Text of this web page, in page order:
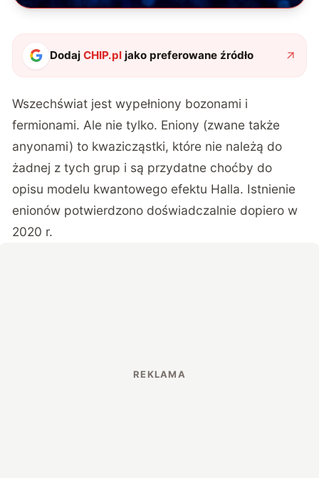
DodajCHIP.pl jako preferowane źródło
Wszechświat jest wypełniony bozonami i
fermionami. Ale nie tylko. Eniony (zwane także
anyonami) to kwazicząstki, które nie należą do
żadnej z tych grup i są przydatne choćby do
opisu modelu kwantowego efektu Halla. Istnienie
enionów potwierdzono doświadczalnie dopiero w
2020 r.